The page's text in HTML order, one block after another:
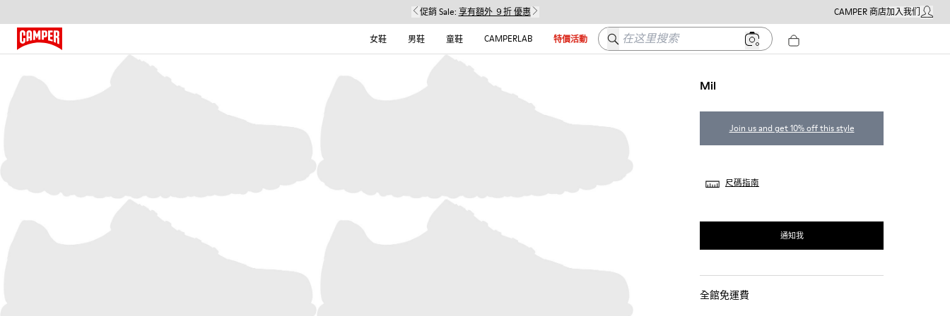
促銷 Sale: 享有額外 ９折 優惠 CAMPER 商店加入我们我的帳
女鞋
男鞋 童鞋 CAMPERLAB 特價活動 在这里搜索
Mil
Join us and get 10% off this style
尺碼指南
通知我
全館免運費